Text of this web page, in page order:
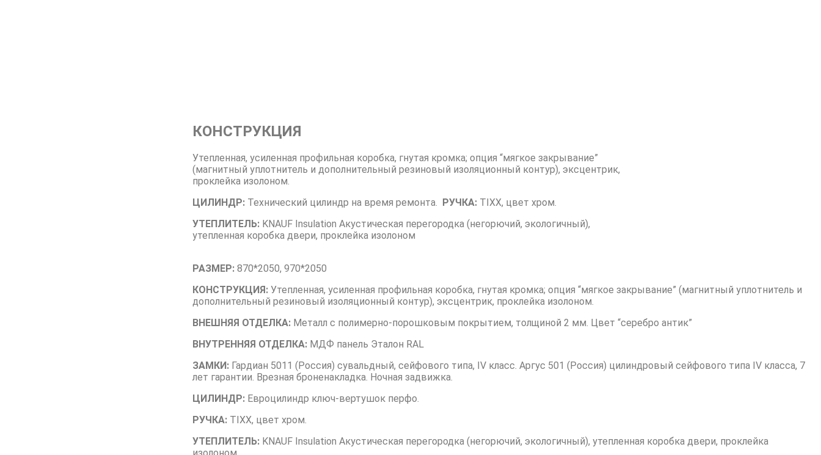
КОНСТРУКЦИЯ
Утепленная, усиленная профильная коробка, гнутая кромка; опция “мягкое закрывание”
(магнитный уплотнитель и дополнительный резиновый изоляционный контур), эксцентрик,
проклейка изолоном.
ЦИЛИНДР: Технический цилиндр на время ремонта. РУЧКА: TIXX, цвет хром.
УТЕПЛИТЕЛЬ: KNAUF Insulation Акустическая перегородка (негорючий, экологичный),
утепленная коробка двери, проклейка изолоном
РАЗМЕР: 870*2050, 970*2050
КОНСТРУКЦИЯ: Утепленная, усиленная профильная коробка, гнутая кромка; опция “мягкое закрывание” (магнитный уплотнитель и
дополнительный резиновый изоляционный контур), эксцентрик, проклейка изолоном.
ВНЕШНЯЯ ОТДЕЛКА: Металл с полимерно-порошковым покрытием, толщиной 2 мм. Цвет “серебро антик”
ВНУТРЕННЯЯ ОТДЕЛКА: МДФ панель Эталон RAL
ЗАМКИ: Гардиан 5011 (Россия) сувальдный, сейфового типа, IV класс. Аргус 501 (Россия) цилиндровый сейфового типа IV класса, 7
лет гарантии. Врезная броненакладка. Ночная задвижка.
ЦИЛИНДР: Евроцилиндр ключ-вертушок перфо.
РУЧКА: TIXX, цвет хром.
УТЕПЛИТЕЛЬ: KNAUF Insulation Акустическая перегородка (негорючий, экологичный), утепленная коробка двери, проклейка